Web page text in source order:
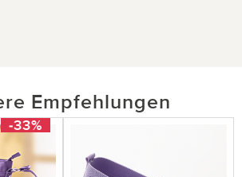
Empfehlungen
-33%